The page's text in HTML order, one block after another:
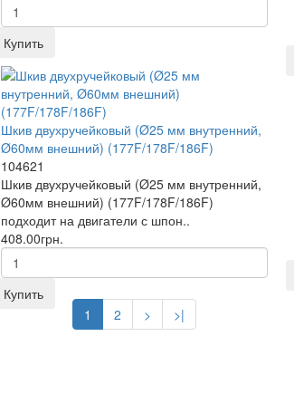
Купить
Шкив двухручейковый (Ø25 мм внутренний,
Ø60мм внешний) (177F/178F/186F)
104621
Шкив двухручейковый (Ø25 мм внутренний,
Ø60мм внешний) (177F/178F/186F)
подходит на двигатели с шпон..
408.00грн.
Купить
1 2 > >|